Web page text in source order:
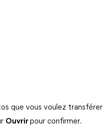
que vous voulez transférer
Ouvrirpour confirmer.